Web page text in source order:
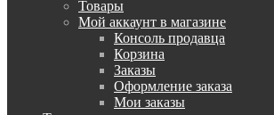
Товары
Мой аккаунт в магазине
Консоль продавца
Корзина
Заказы
Оформление заказа
Мои заказы